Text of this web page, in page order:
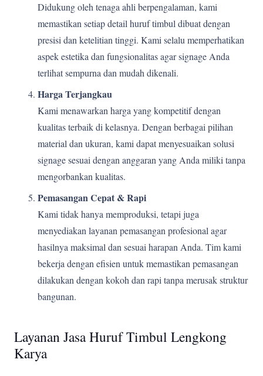
Didukung oleh tenaga ahli berpengalaman, kami
memastikan setiap detail huruf timbul dibuat dengan
presisi dan ketelitian tinggi. Kami selalu memperhatikan
aspek estetika dan fungsionalitas agar signage Anda
terlihat sempurna dan mudah dikenali.
Harga Terjangkau
Kami menawarkan harga yang kompetitif dengan
kualitas terbaik di kelasnya. Dengan berbagai pilihan
material dan ukuran, kami dapat menyesuaikan solusi
signage sesuai dengan anggaran yang Anda miliki tanpa
mengorbankan kualitas.
Pemasangan Cepat & Rapi
Kami tidak hanya memproduksi, tetapi juga
menyediakan layanan pemasangan profesional agar
hasilnya maksimal dan sesuai harapan Anda. Tim kami
bekerja dengan efisien untuk memastikan pemasangan
dilakukan dengan kokoh dan rapi tanpa merusak struktur
bangunan.
Layanan Jasa Huruf Timbul Lengkong
Karya